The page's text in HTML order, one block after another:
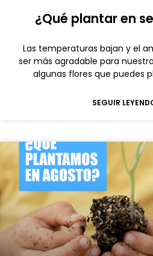
¿Qué plantar en
Las temperaturas bajan y el
ser más agradable para
algunas flores que puedes
SEGUIR